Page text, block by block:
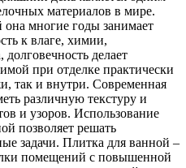
материалов в мире.
многие годы занимает
к влаге, химии,
делает
при отделке практически
так и внутри. Современная
различную текстуру и
и узоров. Использование
позволяет решать
задачи. Плитка для ванной –
помещений с повышенной